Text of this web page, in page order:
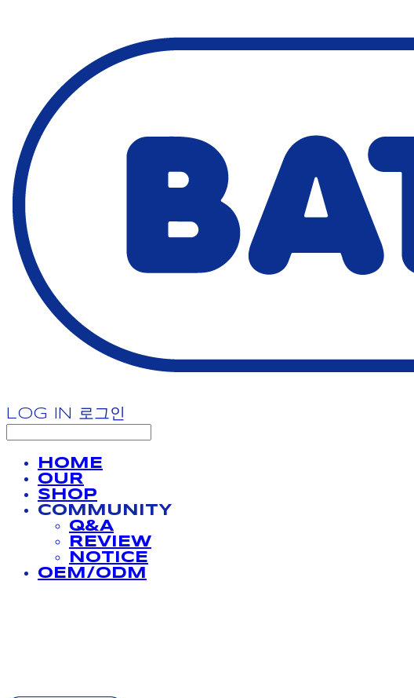
LOG IN 로그인
HOME
OUR
SHOP
COMMUNITY
Q&A
REVIEW
NOTICE
OEM/ODM